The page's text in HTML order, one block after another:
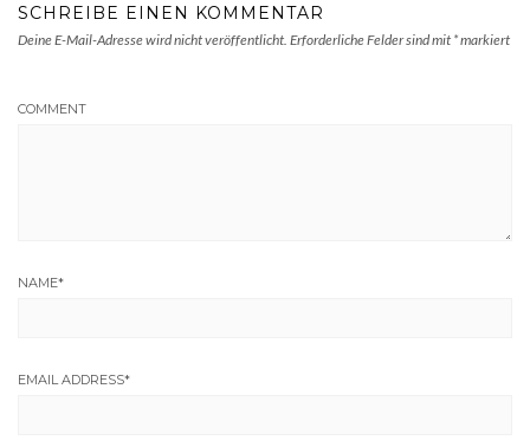
SCHREIBE EINEN KOMMENTAR
Deine E-Mail-Adresse wird nicht veröffentlicht. Erforderliche Felder sind mit *markiert
COMMENT
NAME*
EMAIL ADDRESS*